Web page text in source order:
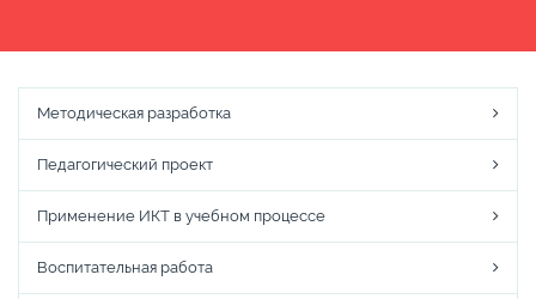
Методическая разработка
Педагогический проект
Применение ИКТ в учебном процессе
Воспитательная работа